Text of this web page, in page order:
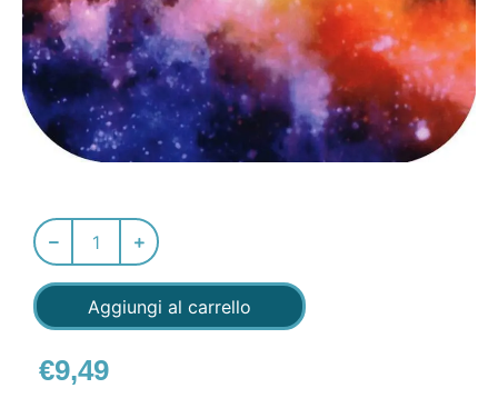
Aggiungi al carrello
€9,49